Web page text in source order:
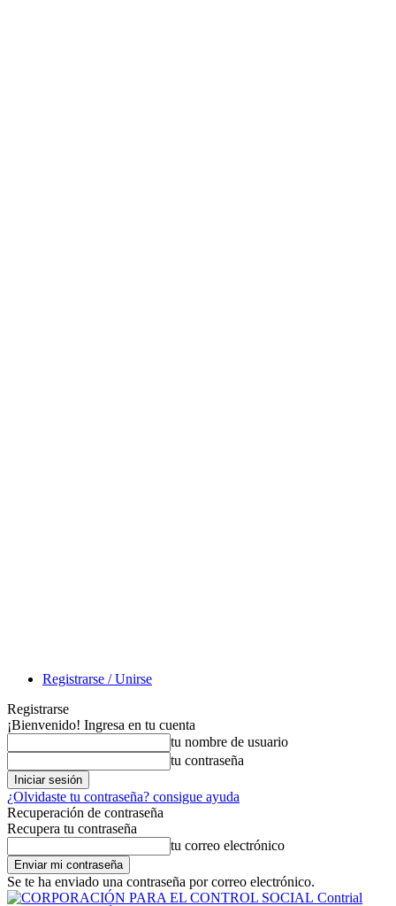
Registrarse / Unirse
Registrarse
¡Bienvenido! Ingresa en tu cuenta
tu nombre de usuario
tu contraseña
¿Olvidaste tu contraseña? consigue ayuda
Recuperación de contraseña
Recupera tu contraseña
tu correo electrónico
Se te ha enviado una contraseña por correo electrónico.
Contrial